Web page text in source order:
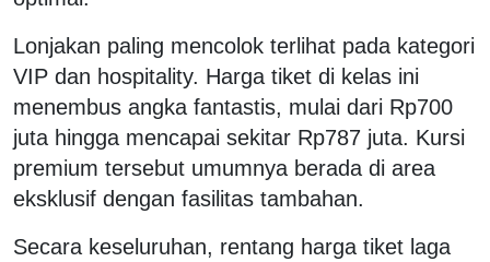
Lonjakan paling mencolok terlihat pada kategori
VIP dan hospitality. Harga tiket di kelas ini
menembus angka fantastis, mulai dari Rp700
juta hingga mencapai sekitar Rp787 juta. Kursi
premium tersebut umumnya berada di area
eksklusif dengan fasilitas tambahan.
Secara keseluruhan, rentang harga tiket laga